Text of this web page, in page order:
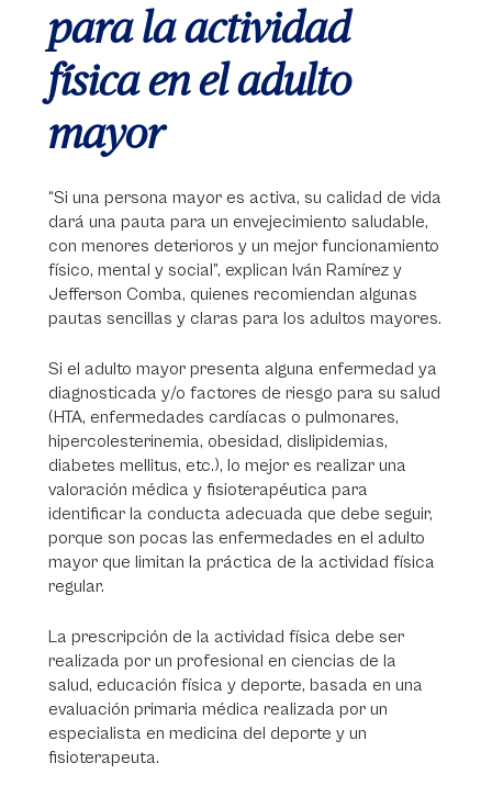
para la actividad
física en el adulto
mayor
“Si una persona mayor es activa, su calidad de vida
dará una pauta para un envejecimiento saludable,
con menores deterioros y un mejor funcionamiento
físico, mental y social”, explican Iván Ramírez y
Jefferson Comba, quienes recomiendan algunas
pautas sencillas y claras para los adultos mayores.
Si el adulto mayor presenta alguna enfermedad ya
diagnosticada y/o factores de riesgo para su salud
(HTA, enfermedades cardíacas o pulmonares,
hipercolesterinemia, obesidad, dislipidemias,
diabetes mellitus, etc.), lo mejor es realizar una
valoración médica y fisioterapéutica para
identificar la conducta adecuada que debe seguir,
porque son pocas las enfermedades en el adulto
mayor que limitan la práctica de la actividad física
regular.
La prescripción de la actividad física debe ser
realizada por un profesional en ciencias de la
salud, educación física y deporte, basada en una
evaluación primaria médica realizada por un
especialista en medicina del deporte y un
fisioterapeuta.